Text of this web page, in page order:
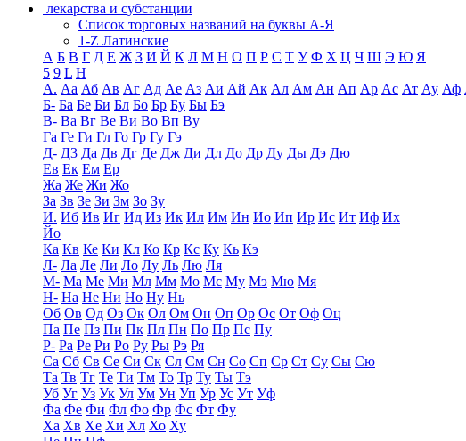
лекарства и субстанции
Список торговых названий на буквы А-Я
1-Z Латинские
А Б В Г Д Е Ж З И Й К Л М Н О П Р С Т У Ф Х Ц Ч Ш Э Ю Я
5 9 L H
А. Аа Аб Ав Аг Ад Ае Аз Аи Ай Ак Ал Ам Ан Ап Ар Ас Ат Ау Аф
Б- Ба Бе Би Бл Бо Бр Бу Бы Бэ
В- Ва Вг Ве Ви Во Вп Ву
Га Ге Ги Гл Го Гр Гу Гэ
Д- Д3 Да Дв Дг Де Дж Ди Дл До Др Ду Ды Дэ Дю
Ев Ек Ем Ер
Жа Же Жи Жо
За Зв Зе Зи Зм Зо Зу
И. Иб Ив Иг Ид Из Ик Ил Им Ин Ио Ип Ир Ис Ит Иф Их
Йо
Ка Кв Ке Ки Кл Ко Кр Кс Ку Кь Кэ
Л- Ла Ле Ли Ло Лу Ль Лю Ля
М- Ма Ме Ми Мл Мм Мо Мс Му Мэ Мю Мя
Н- На Не Ни Но Ну Нь
Об Ов Од Оз Ок Ол Ом Он Оп Ор Ос От Оф Оц
Па Пе Пз Пи Пк Пл Пн По Пр Пс Пу
Р- Ра Ре Ри Ро Ру Ры Рэ Ря
Са Сб Св Се Си Ск Сл См Сн Со Сп Ср Ст Су Сы Сю
Та Тв Тг Те Ти Тм То Тр Ту Ты Тэ
Уб Уг Уз Ук Ул Ум Ун Уп Ур Ус Ут Уф
Фа Фе Фи Фл Фо Фр Фс Фт Фу
Ха Хв Хе Хи Хл Хо Ху